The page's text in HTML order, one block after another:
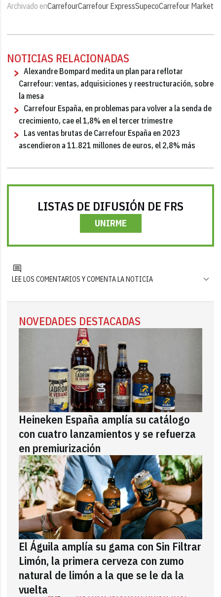
Archivado enCarrefourCarrefour ExpressSupecoCarrefour Market
NOTICIAS RELACIONADAS
Alexandre Bompard medita un plan para reflotar
Carrefour: ventas, adquisiciones y reestructuración, sobre
la mesa
Carrefour España, en problemas para volver a la senda de
crecimiento, cae el 1,8% en el tercer trimestre
Las ventas brutas de Carrefour España en 2023
ascendieron a 11.821 millones de euros, el 2,8% más
LISTAS DE DIFUSIÓN DE FRS
UNIRME
LEE LOS COMENTARIOS Y COMENTA LA NOTICIA
NOVEDADES DESTACADAS
Heineken España amplía su catálogo
con cuatro lanzamientos y se refuerza
en premiurización
El Águila amplía su gama con Sin Filtrar
Limón, la primera cerveza con zumo
natural de limón a la que se le da la
vuelta